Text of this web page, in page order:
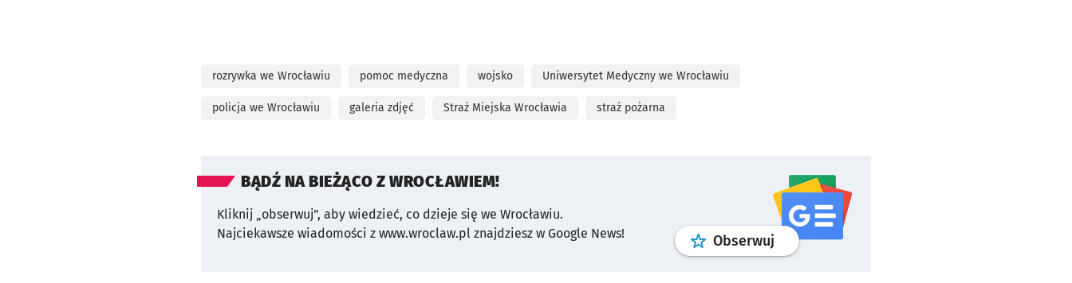
rozrywka we Wrocławiu pomoc medyczna wojsko Uniwersytet Medyczny we Wrocławiu
policja we Wrocławiu galeria zdjęć Straż Miejska Wrocławia straż pożarna
BĄDŹ NA BIEŻĄCO Z WROCŁAWIEM!
Kliknij „obserwuj”, aby wiedzieć, co dzieje się we Wrocławiu.
Najciekawsze wiadomości z www.wroclaw.pl znajdziesz w Google News!
Obserwuj profilgoogle news